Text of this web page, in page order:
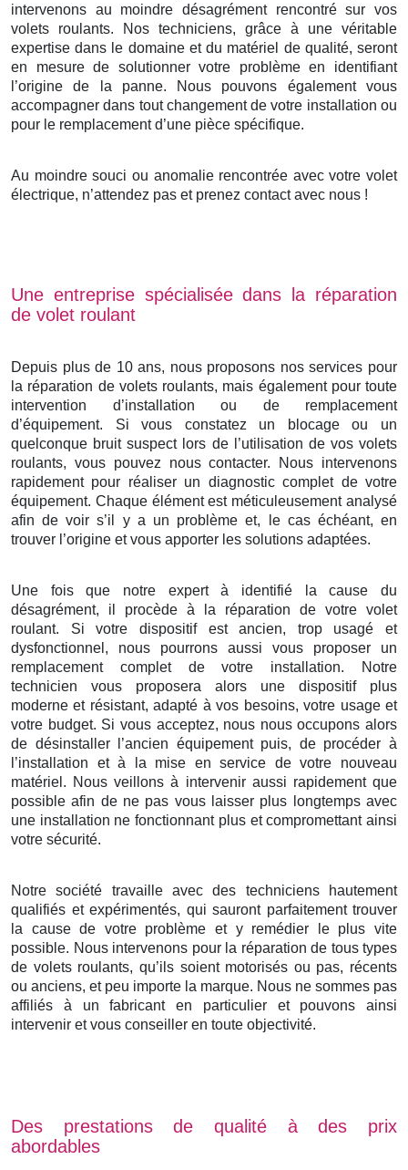
intervenons au moindre désagrément rencontré sur vos
volets roulants. Nos techniciens, grâce à une véritable
expertise dans le domaine et du matériel de qualité, seront
en mesure de solutionner votre problème en identifiant
l’origine de la panne. Nous pouvons également vous
accompagner dans tout changement de votre installation ou
pour le remplacement d’une pièce spécifique.
Au moindre souci ou anomalie rencontrée avec votre volet
électrique, n’attendez pas et prenez contact avec nous !
Une entreprise spécialisée dans la réparation
de volet roulant
Depuis plus de 10 ans, nous proposons nos services pour
la réparation de volets roulants, mais également pour toute
intervention d’installation ou de remplacement
d’équipement. Si vous constatez un blocage ou un
quelconque bruit suspect lors de l’utilisation de vos volets
roulants, vous pouvez nous contacter. Nous intervenons
rapidement pour réaliser un diagnostic complet de votre
équipement. Chaque élément est méticuleusement analysé
afin de voir s’il y a un problème et, le cas échéant, en
trouver l’origine et vous apporter les solutions adaptées.
Une fois que notre expert à identifié la cause du
désagrément, il procède à la réparation de votre volet
roulant. Si votre dispositif est ancien, trop usagé et
dysfonctionnel, nous pourrons aussi vous proposer un
remplacement complet de votre installation. Notre
technicien vous proposera alors une dispositif plus
moderne et résistant, adapté à vos besoins, votre usage et
votre budget. Si vous acceptez, nous nous occupons alors
de désinstaller l’ancien équipement puis, de procéder à
l’installation et à la mise en service de votre nouveau
matériel. Nous veillons à intervenir aussi rapidement que
possible afin de ne pas vous laisser plus longtemps avec
une installation ne fonctionnant plus et compromettant ainsi
votre sécurité.
Notre société travaille avec des techniciens hautement
qualifiés et expérimentés, qui sauront parfaitement trouver
la cause de votre problème et y remédier le plus vite
possible. Nous intervenons pour la réparation de tous types
de volets roulants, qu’ils soient motorisés ou pas, récents
ou anciens, et peu importe la marque. Nous ne sommes pas
affiliés à un fabricant en particulier et pouvons ainsi
intervenir et vous conseiller en toute objectivité.
Des prestations de qualité à des prix
abordables